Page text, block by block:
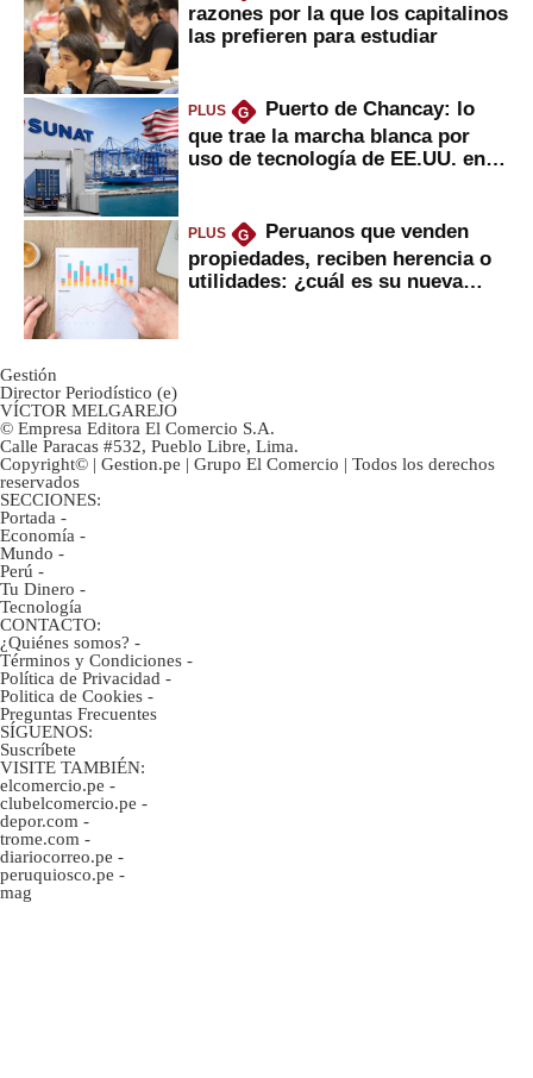
razones por la que los capitalinos
las prefieren para estudiar
PLUS G
Puerto de Chancay: lo
que trae la marcha blanca por
uso de tecnología de EE.UU. en
PLUS G
Peruanos que venden
propiedades, reciben herencia o
utilidades: ¿cuál es su nueva
Gestión
Director Periodístico (e)
VÍCTOR MELGAREJO
© Empresa Editora El Comercio S.A.
Calle Paracas #532, Pueblo Libre, Lima.
Copyright© | Gestion.pe | Grupo El Comercio | Todos los derechos
reservados
SECCIONES:
Portada -
Economía -
Mundo -
Perú -
Tu Dinero -
Tecnología
CONTACTO:
¿Quiénes somos? -
Términos y Condiciones -
Política de Privacidad -
Politica de Cookies -
Preguntas Frecuentes
SÍGUENOS:
Suscríbete
VISITE TAMBIÉN:
elcomercio.pe -
clubelcomercio.pe -
depor.com -
trome.com -
diariocorreo.pe -
peruquiosco.pe -
mag